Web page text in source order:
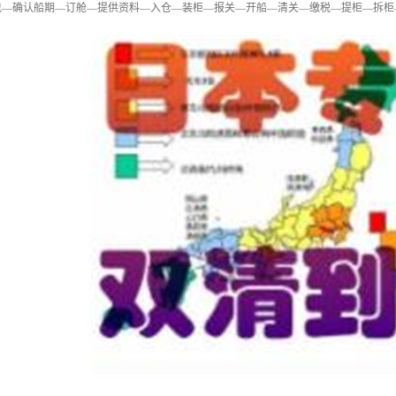
—确认船期—订舱—提供资料—入仓—装柜—报关—开船—清关—缴税—提柜—拆